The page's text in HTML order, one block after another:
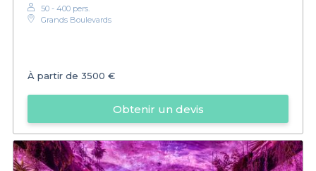
50 - 400 pers.
Grands Boulevards
À partir de 3500 €
Obtenir un devis